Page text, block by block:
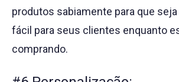
produtos sabiamente para que
fácil para seus clientes enquanto
comprando.